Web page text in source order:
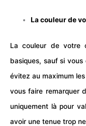
La couleur de
La couleur de votre
basiques, sauf si
évitez au maximum
vous faire remarquer
uniquement là pour
avoir une tenue trop